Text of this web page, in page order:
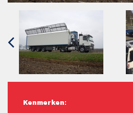
Kenmerken: